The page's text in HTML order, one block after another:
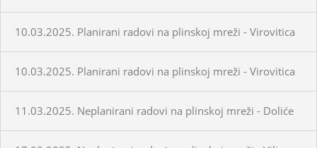
10.03.2025. Planirani radovi na plinskoj mreži - Virovitica
10.03.2025. Planirani radovi na plinskoj mreži - Virovitica
11.03.2025. Neplanirani radovi na plinskoj mreži - Doliće